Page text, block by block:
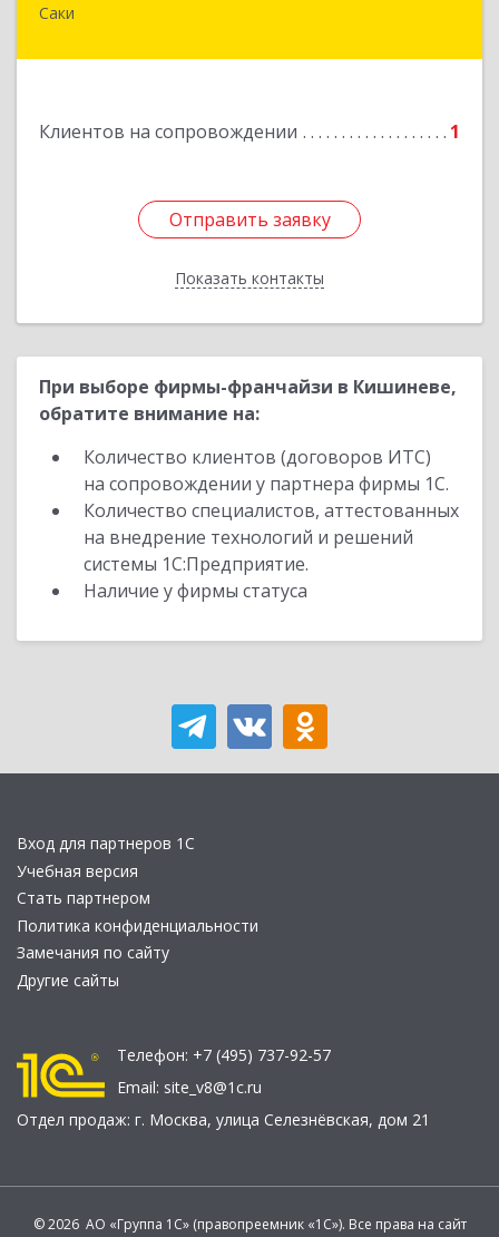
Саки
Клиентов на сопровождении 1
Отправить заявку
Показать контакты
Отправить заявку
Назад
При выборе фирмы-франчайзи в Кишиневе,
обратите внимание на:
Количество клиентов (договоров ИТС)
на сопровождении у партнера фирмы 1С.
Количество специалистов, аттестованных
на внедрение технологий и решений
системы 1С:Предприятие.
Наличие у фирмы статуса
Вход для партнеров 1С
Учебная версия
Стать партнером
Политика конфиденциальности
Замечания по сайту
Другие сайты
Телефон: +7 (495) 737-92-57
Email: site_v8@1c.ru
Отдел продаж: г. Москва, улица Селезнёвская, дом 21
© 2026 АО «Группа 1С» (правопреемник «1С»). Все права на сайт